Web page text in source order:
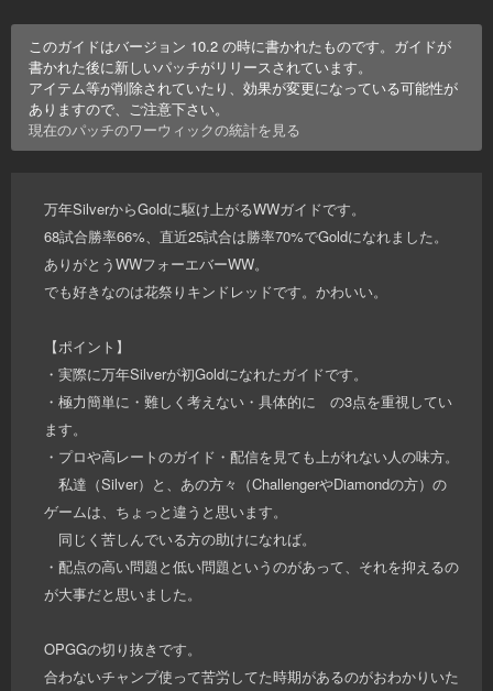
このガイドはバージョン 10.2 の時に書かれたものです。ガイドが
書かれた後に新しいパッチがリリースされています。
アイテム等が削除されていたり、効果が変更になっている可能性が
ありますので、ご注意下さい。
現在のパッチのワーウィックの統計を見る
万年SilverからGoldに駆け上がるWWガイドです。
68試合勝率66%、直近25試合は勝率70%でGoldになれました。
ありがとうWWフォーエバーWW。
でも好きなのは花祭りキンドレッドです。かわいい。
【ポイント】
・実際に万年Silverが初Goldになれたガイドです。
・極力簡単に・難しく考えない・具体的に の3点を重視してい
ます。
・プロや高レートのガイド・配信を見ても上がれない人の味方。
私達（Silver）と、あの方々（ChallengerやDiamondの方）の
ゲームは、ちょっと違うと思います。
同じく苦しんでいる方の助けになれば。
・配点の高い問題と低い問題というのがあって、それを抑えるの
が大事だと思いました。
OPGGの切り抜きです。
合わないチャンプ使って苦労してた時期があるのがおわかりいた